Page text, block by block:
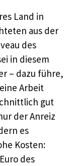
Land in
aus der
des
in diesem
– dazu führe,
Arbeit
gut
der Anreiz
es
Kosten:
des